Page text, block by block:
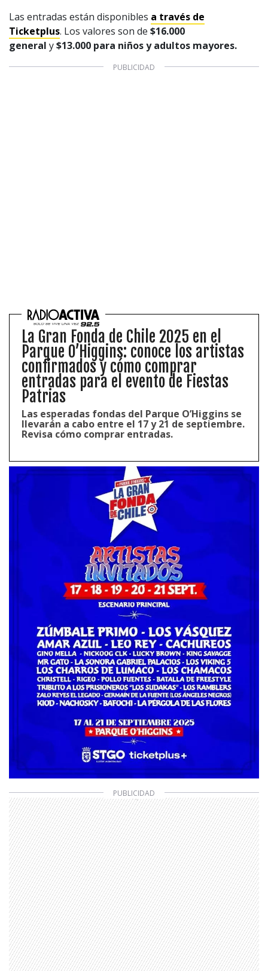
Las entradas están disponibles a través de
Ticketplus. Los valores son de $16.000
general y$13.000 para niñosy adultos mayores.
La Gran Fonda de Chile 2025 en el
Parque O’Higgins: conoce los artistas
confirmados y cómo comprar
entradas para el evento de Fiestas
Patrias
Las esperadas fondas del Parque O’Higgins se
llevarán a cabo entre el 17 y 21 de septiembre.
Revisa cómo comprar entradas.